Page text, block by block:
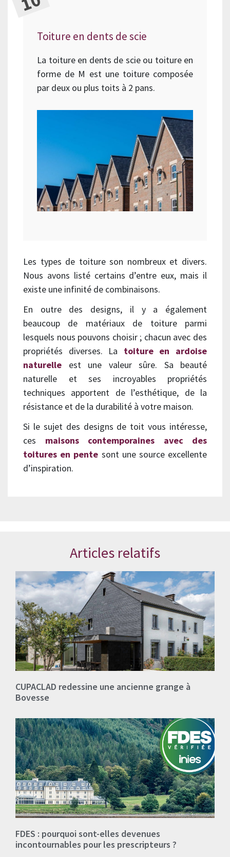
Toiture en dents de scie
La toiture en dents de scie ou toiture en
forme de M est une toiture composée
par deux ou plus toits à 2 pans.
Les types de toiture son nombreux et divers.
Nous avons listé certains d’entre eux, mais il
existe une infinité de combinaisons.
En outre des designs, il y a également
beaucoup de matériaux de toiture parmi
lesquels nous pouvons choisir ; chacun avec des
propriétés diverses. La toiture en ardoise
naturelle est une valeur sûre. Sa beauté
naturelle et ses incroyables propriétés
techniques apportent de l’esthétique, de la
résistance et de la durabilité à votre maison.
Si le sujet des designs de toit vous intéresse,
ces maisons contemporaines avec des
toitures en pente sont une source excellente
d’inspiration.
Articles relatifs
CUPACLAD redessine une ancienne grange à
Bovesse
FDES : pourquoi sont-elles devenues
incontournables pour les prescripteurs ?